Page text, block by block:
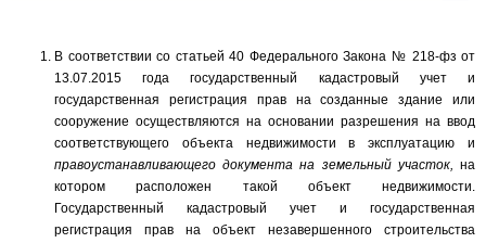
В соответствии со статьей 40 Федерального Закона № 218-фз от
13.07.2015 года государственный кадастровый учет и
государственная регистрация прав на созданные здание или
сооружение осуществляются на основании разрешения на ввод
соответствующего объекта недвижимости в эксплуатацию и
правоустанавливающего документа на земельный участок, на
котором расположен такой объект недвижимости.
Государственный кадастровый учет и государственная
регистрация прав на объект незавершенного строительства